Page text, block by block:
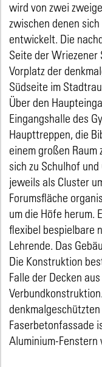
wird von zwei
zwischen denen
entwickelt. Die
Seite der
Vorplatz der
Südseite im
Über den
Eingangshalle des
Haupttreppen, die
einem großen
sich zu Schulhof
jeweils als Cluster
Forumsfläche
um die Höfe herum.
flexibel bespielbare
Lehrende. Das
Die Konstruktion
Falle der Decken
Faserbetonfassade
Aluminium-Fenstern